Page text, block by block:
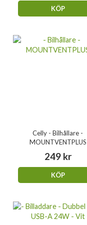
KÖP
Celly - Bilhållare -
MOUNTVENTPLUS
249 kr
KÖP